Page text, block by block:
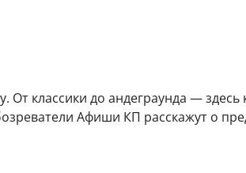
От классики до андеграунда —
Афиши КП расскажут о